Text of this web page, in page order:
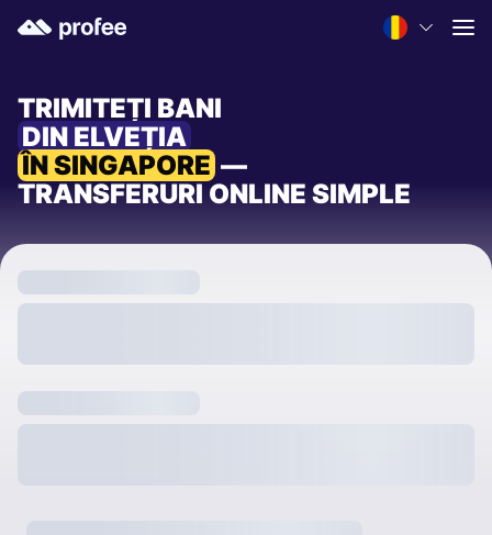
TRIMITEȚI BANI
DIN ELVEȚIA
ÎN SINGAPORE —
TRANSFERURI ONLINE SIMPLE